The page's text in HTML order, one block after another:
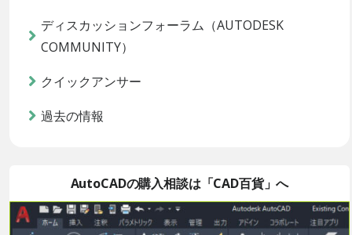
ディスカッションフォーラム（AUTODESK
COMMUNITY）
クイックアンサー
過去の情報
AutoCADの購入相談は「CAD百貨」へ